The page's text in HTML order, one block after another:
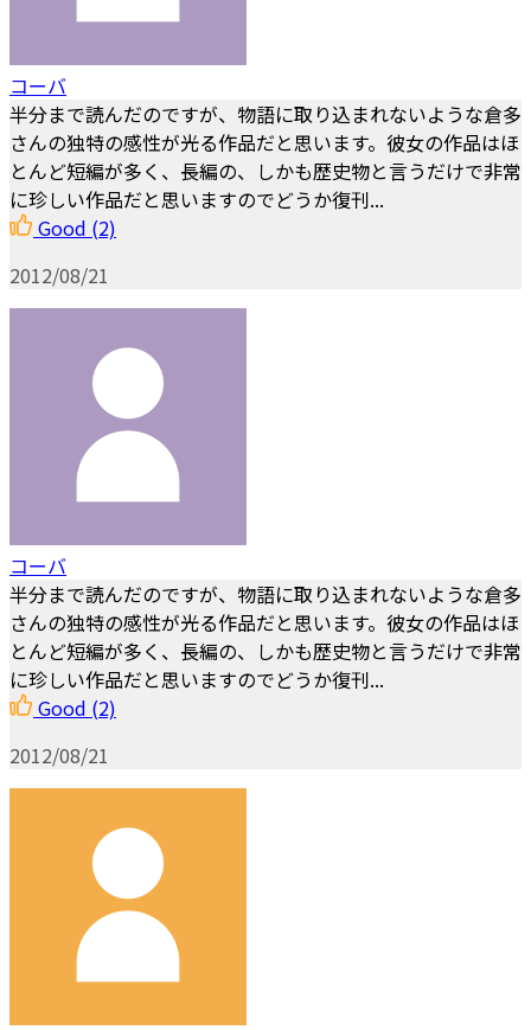
コーバ
半分まで読んだのですが、物語に取り込まれないような倉多
さんの独特の感性が光る作品だと思います。彼女の作品はほ
とんど短編が多く、長編の、しかも歴史物と言うだけで非常
に珍しい作品だと思いますのでどうか復刊...
Good (2)
2012/08/21
コーバ
半分まで読んだのですが、物語に取り込まれないような倉多
さんの独特の感性が光る作品だと思います。彼女の作品はほ
とんど短編が多く、長編の、しかも歴史物と言うだけで非常
に珍しい作品だと思いますのでどうか復刊...
Good (2)
2012/08/21